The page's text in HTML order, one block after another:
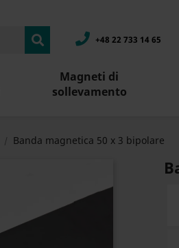
+48 22 733 14 65
Magneti di
sollevamento
Banda magnetica 50 x 3 bipolare